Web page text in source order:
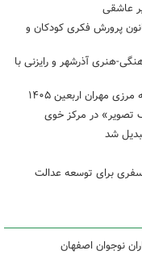
عاشقی
پرورش فکری کودکان و
هنری آذرشهر و رایزنی با
مهران اربعین ۱۴۰۵
تصویر» در مرکز خوی
شد
برای توسعه عدالت
نوجوان اصفهان